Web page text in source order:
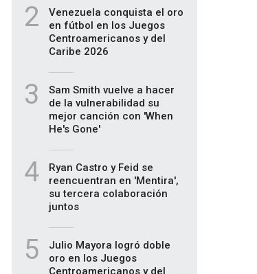
2
Venezuela conquista el oro
en fútbol en los Juegos
Centroamericanos y del
Caribe 2026
3
Sam Smith vuelve a hacer
de la vulnerabilidad su
mejor canción con 'When
He's Gone'
4
Ryan Castro y Feid se
reencuentran en 'Mentira',
su tercera colaboración
juntos
5
Julio Mayora logró doble
oro en los Juegos
Centroamericanos y del